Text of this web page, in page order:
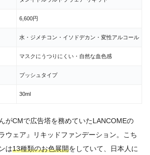
6,600円
水・ジメチコン・イソドデカン・変性アルコール
マスクにうつりにくい・自然な血色感
プッシュタイプ
30ml
がCMで広告塔を務めていたLANCOMEの
ウェア』リキッドファンデーション。こち
は13種類のお色展開をしていて、日本人に